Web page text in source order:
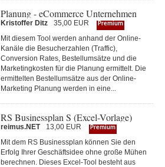
Planung - eCommerce Unternehmen
Kristoffer Ditz 35,00 EUR Premium
Mit diesem Tool werden anhand der Online-
Kanäle die Besucherzahlen (Traffic),
Conversion Rates, Bestellumsätze und die
Marketingkosten für die Planung ermittelt. Die
ermittelten Bestellumsätze aus der Online-
Marketing Planung werden in eine...
RS Businessplan S (Excel-Vorlage)
reimus.NET 13,00 EUR Premium
Mit dem RS Businessplan können Sie den
Erfolg Ihrer Geschäftsidee ohne große Mühen
berechnen. Dieses Excel-Tool besteht aus